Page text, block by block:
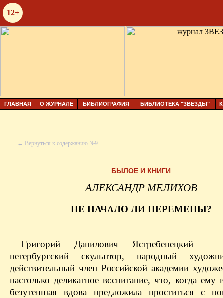
12+
ГЛАВНАЯ О ЖУРНАЛЕ БИБЛИОГРАФИЯ БИБЛИОТЕКА "ЗВЕЗДЫ"
← Вернуться к содержанию №9
БЫЛОЕ И КНИГИ
АЛЕКСАНДР МЕЛИХОВ
НЕ НАЧАЛО ЛИ ПЕРЕМЕНЫ?
Григорий Данилович Ястребенецкий —
петербургский скульптор, народный
действительный член Российской академии
настолько деликатное воспитание, что, когда ему
безутешная вдова предложила проститься с